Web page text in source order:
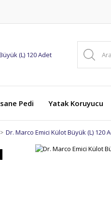
Pedi Yatak Koruyucu
Dr. Marco Emici Külot Büyük (L) 120